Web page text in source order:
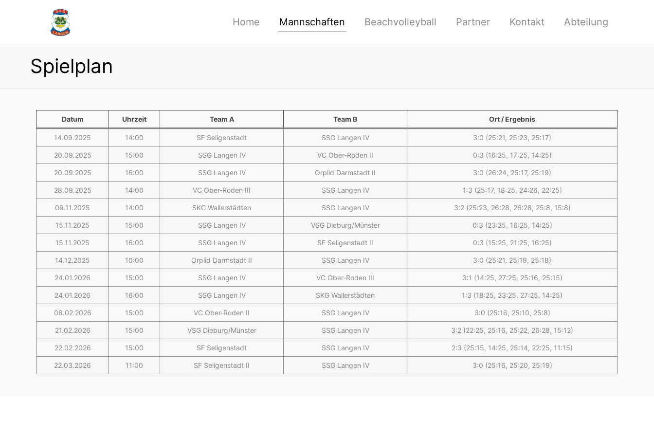
Home Mannschaften Beachvolleyball Partner Kontakt Abteilung
Spielplan
Datum Uhrzeit Team A Team B Ort / Ergebnis
14.09.2025 14:00 SF Seligenstadt SSG Langen IV 3:0 (25:21, 25:23, 25:17)
20.09.2025 15:00 SSG Langen IV VC Ober-Roden II 0:3 (16:25, 17:25, 14:25)
20.09.2025 16:00 SSG Langen IV Orplid Darmstadt II 3:0 (26:24, 25:17, 25:19)
28.09.2025 14:00 VC Ober-Roden III SSG Langen IV 1:3 (25:17, 18:25, 24:26, 22:25)
09.11.2025 14:00 SKG Wallerstädten SSG Langen IV 3:2 (25:23, 26:28, 26:28, 25:8, 15:8)
15.11.2025 15:00 SSG Langen IV VSG Dieburg/Münster 0:3 (23:25, 16:25, 14:25)
15.11.2025 16:00 SSG Langen IV SF Seligenstadt II 0:3 (15:25, 21:25, 16:25)
14.12.2025 10:00 Orplid Darmstadt II SSG Langen IV 3:0 (25:21, 25:19, 25:18)
24.01.2026 15:00 SSG Langen IV VC Ober-Roden III 3:1 (14:25, 27:25, 25:16, 25:15)
24.01.2026 16:00 SSG Langen IV SKG Wallerstädten 1:3 (18:25, 23:25, 27:25, 14:25)
08.02.2026 15:00 VC Ober-Roden II SSG Langen IV 3:0 (25:16, 25:10, 25:8)
21.02.2026 15:00 VSG Dieburg/Münster SSG Langen IV 3:2 (22:25, 25:16, 25:22, 26:28, 15:12)
22.02.2026 15:00 SF Seligenstadt SSG Langen IV 2:3 (25:15, 14:25, 25:14, 22:25, 11:15)
22.03.2026 11:00 SF Seligenstadt II SSG Langen IV 3:0 (25:16, 25:20, 25:19)